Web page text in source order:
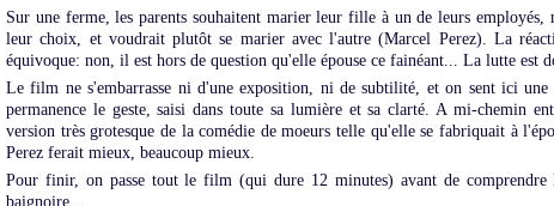
Sur une ferme, les parents souhaitent marier leur fille à un de leurs employés,
leur choix, et voudrait plutôt se marier avec l'autre (Marcel Perez). La
équivoque: non, il est hors de question qu'elle épouse ce fainéant... La lutte est
Le film ne s'embarrasse ni d'une exposition, ni de subtilité, et on sent ici une
permanence le geste, saisi dans toute sa lumière et sa clarté. A mi-chemin
version très grotesque de la comédie de moeurs telle qu'elle se fabriquait à
Perez ferait mieux, beaucoup mieux.
Pour finir, on passe tout le film (qui dure 12 minutes) avant de
baignoire...